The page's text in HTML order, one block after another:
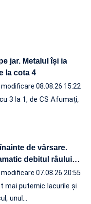
jar. Metalul își ia
la cota 4
08.08.26 15:22
3 la 1, de CS Afumați,
de vărsare.
debitul râului…
07.08.26 20:55
puternic lacurile și
unul…